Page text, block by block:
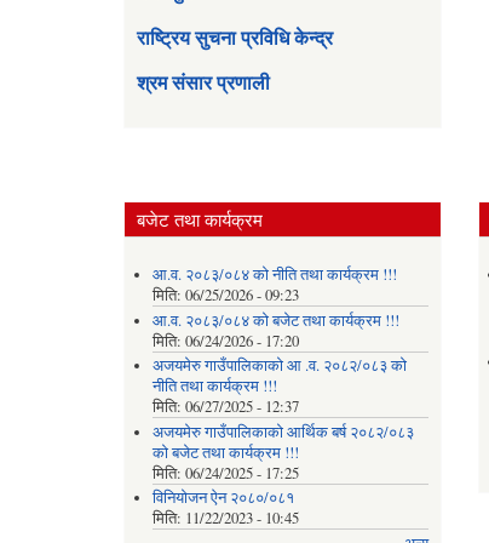
राष्ट्रिय सुचना प्रविधि केन्द्र
श्रम संसार प्रणाली
बजेट तथा कार्यक्रम
आ.व. २०८३/०८४ को नीति तथा कार्यक्रम !!!
मिति: 06/25/2026 - 09:23
आ.व. २०८३/०८४ को बजेट तथा कार्यक्रम !!!
मिति: 06/24/2026 - 17:20
अजयमेरु गाउँपालिकाको आ .व. २०८२/०८३ को
नीति तथा कार्यक्रम !!!
मिति: 06/27/2025 - 12:37
अजयमेरु गाउँपालिकाको आर्थिक बर्ष २०८२/०८३
को बजेट तथा कार्यक्रम !!!
मिति: 06/24/2025 - 17:25
विनियोजन ऐन २०८०/०८१
मिति: 11/22/2023 - 10:45